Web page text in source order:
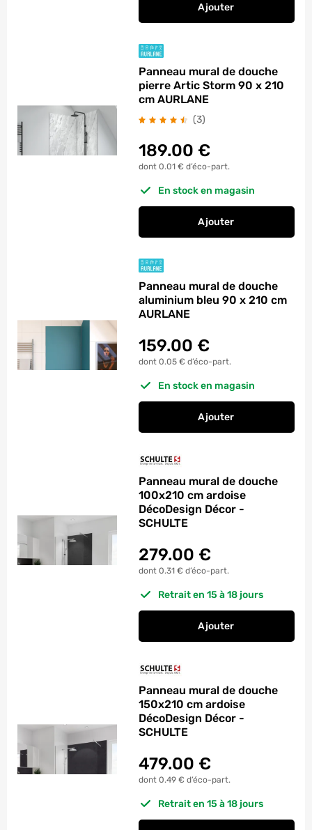
Ajouter
Panneau mural de
Panneau mural de douche
pierre Artic Storm 90 x 210
cm AURLANE
(3)
189.00 €
dont 0.01 € d’éco-part.
En stock en magasin
Ajouter
Panneau mural de
Panneau mural de douche
aluminium bleu 90 x 210 cm
AURLANE
159.00 €
dont 0.05 € d’éco-part.
En stock en magasin
Ajouter
Panneau mural de
Panneau mural de douche
100x210 cm ardoise
DécoDesign Décor -
SCHULTE
279.00 €
dont 0.31 € d’éco-part.
Retrait en 15 à 18 jours
Ajouter
Panneau mural de
Panneau mural de douche
150x210 cm ardoise
DécoDesign Décor -
SCHULTE
479.00 €
dont 0.49 € d’éco-part.
Retrait en 15 à 18 jours